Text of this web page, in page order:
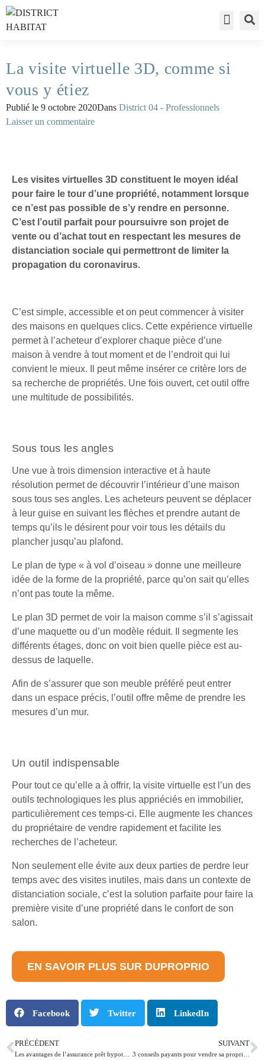
La visite virtuelle 3D, comme si
vous y étiez
Publié le 9 octobre 2020Dans District 04 - Professionnels
Laisser un commentaire
Les visites virtuelles 3D constituent le moyen idéal
pour faire le tour d’une propriété, notamment lorsque
ce n’est pas possible de s’y rendre en personne.
C’est l’outil parfait pour poursuivre son projet de
vente ou d’achat tout en respectant les mesures de
distanciation sociale qui permettront de limiter la
propagation du coronavirus.
C’est simple, accessible et on peut commencer à visiter
des maisons en quelques clics. Cette expérience virtuelle
permet à l’acheteur d’explorer chaque pièce d’une
maison à vendre à tout moment et de l’endroit qui lui
convient le mieux. Il peut même insérer ce critère lors de
sa recherche de propriétés. Une fois ouvert, cet outil offre
une multitude de possibilités.
Sous tous les angles
Une vue à trois dimension interactive et à haute
résolution permet de découvrir l’intérieur d’une maison
sous tous ses angles. Les acheteurs peuvent se déplacer
à leur guise en suivant les flèches et prendre autant de
temps qu’ils le désirent pour voir tous les détails du
plancher jusqu’au plafond.
Le plan de type « à vol d’oiseau » donne une meilleure
idée de la forme de la propriété, parce qu’on sait qu’elles
n’ont pas toute la même.
Le plan 3D permet de voir la maison comme s’il s’agissait
d’une maquette ou d’un modèle réduit. Il segmente les
différents étages, donc on voit bien quelle pièce est au-
dessus de laquelle.
Afin de s’assurer que son meuble préféré peut entrer
dans un espace précis, l’outil offre même de prendre les
mesures d’un mur.
Un outil indispensable
Pour tout ce qu’elle a à offrir, la visite virtuelle est l’un des
outils technologiques les plus appriéciés en immobilier,
particulièrement ces temps-ci. Elle augmente les chances
du propriétaire de vendre rapidement et facilite les
recherches de l’acheteur.
Non seulement elle évite aux deux parties de perdre leur
temps avec des visites inutiles, mais dans un contexte de
distanciation sociale, c’est la solution parfaite pour faire la
première visite d’une propriété dans le confort de son
salon.
EN SAVOIR PLUS SUR DUPROPRIO
Facebook Twitter LinkedIn
PRÉCÉDENT SUIVANT